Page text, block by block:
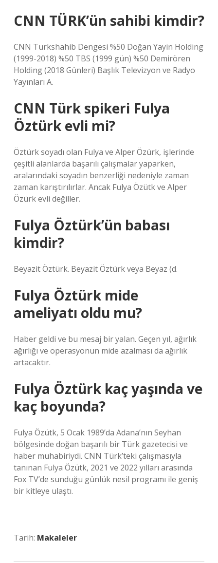
CNN TÜRK’ün sahibi kimdir?
CNN Turkshahib Dengesi %50 Doğan Yayin Holding
(1999-2018) %50 TBS (1999 gün) %50 Demirören
Holding (2018 Günleri) Başlık Televizyon ve Radyo
Yayınları A.
CNN Türk spikeri Fulya
Öztürk evli mi?
Öztürk soyadı olan Fulya ve Alper Özürk, işlerinde
çeşitli alanlarda başarılı çalışmalar yaparken,
aralarındaki soyadın benzerliği nedeniyle zaman
zaman karıştırılırlar. Ancak Fulya Özütk ve Alper
Özürk evli değiller.
Fulya Öztürk’ün babası
kimdir?
Beyazit Öztürk. Beyazit Öztürk veya Beyaz (d.
Fulya Öztürk mide
ameliyatı oldu mu?
Haber geldi ve bu mesaj bir yalan. Geçen yıl, ağırlık
ağırlığı ve operasyonun mide azalması da ağırlık
artacaktır.
Fulya Öztürk kaç yaşında ve
kaç boyunda?
Fulya Özütk, 5 Ocak 1989’da Adana’nın Seyhan
bölgesinde doğan başarılı bir Türk gazetecisi ve
haber muhabiriydi. CNN Türk’teki çalışmasıyla
tanınan Fulya Özütk, 2021 ve 2022 yılları arasında
Fox TV’de sunduğu günlük nesil programı ile geniş
bir kitleye ulaştı.
Tarih: Makaleler